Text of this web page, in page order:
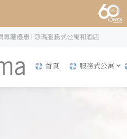
專屬優惠 | 莎瑪服務式公寓和酒店
首頁 服務式公寓